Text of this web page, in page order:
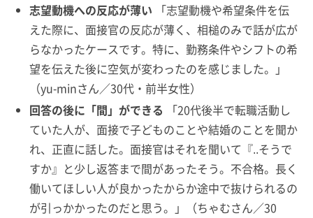
志望動機への反応が薄い 「志望動機や希望条件を伝
えた際に、面接官の反応が薄く、相槌のみで話が広が
らなかったケースです。特に、勤務条件やシフトの希
望を伝えた後に空気が変わったのを感じました。」
（yu-minさん／30代・前半女性）
回答の後に「間」ができる 「20代後半で転職活動し
ていた人が、面接で子どものことや結婚のことを聞か
れ、正直に話した。面接官はそれを聞いて『..そうで
すか』と少し返答まで間があったそう。不合格。長く
働いてほしい人が良かったからか途中で抜けられるの
が引っかかったのだと思う。」（ちゃむさん／30